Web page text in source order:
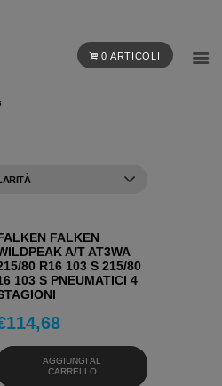
0 ARTICOLI
FALKEN
A/T AT3WA
80 R16 103 S 215/80
103 S PNEUMATICI 4
114,68
AGGIUNGI AL
CARRELLO